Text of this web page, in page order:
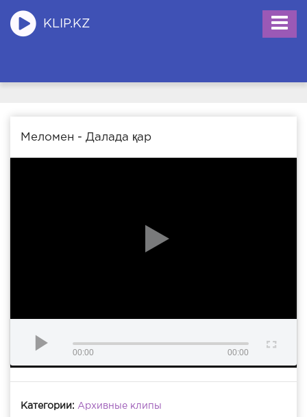
KLIP.KZ
Меломен - Далада қар
00:00 00:00
Категории: Архивные клипы